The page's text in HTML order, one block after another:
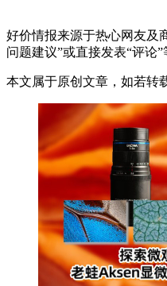
好价情报来源于热心网友及
问题建议”或直接发表“评论”
本文属于原创文章，如若转